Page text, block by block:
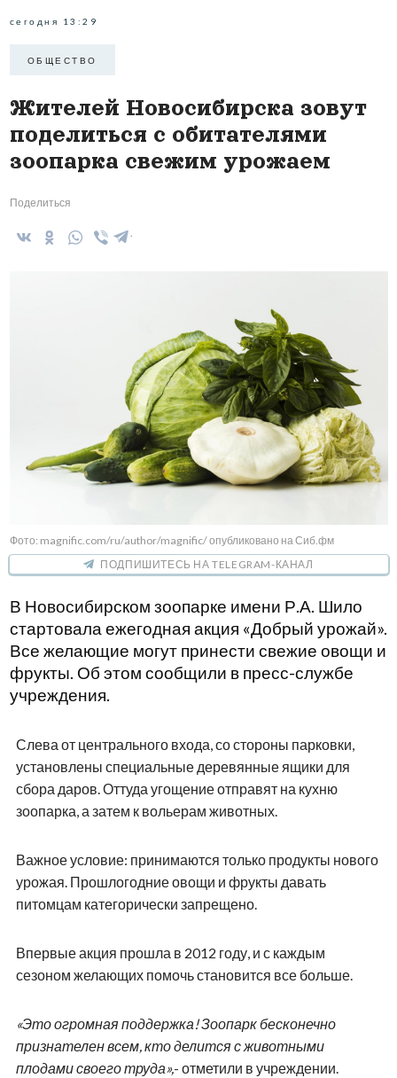
сегодня 13:29
ОБЩЕСТВО
Жителей Новосибирска зовут
поделиться с обитателями
зоопарка свежим урожаем
Поделиться
Фото: magnific.com/ru/author/magnific/ опубликовано на Сиб.фм
ПОДПИШИТЕСЬ НА TELEGRAM-КАНАЛ
В Новосибирском зоопарке имени Р.А. Шило
стартовала ежегодная акция «Добрый урожай».
Все желающие могут принести свежие овощи и
фрукты. Об этом сообщили в пресс-службе
учреждения.
Слева от центрального входа, со стороны парковки,
установлены специальные деревянные ящики для
сбора даров. Оттуда угощение отправят на кухню
зоопарка, а затем к вольерам животных.
Важное условие: принимаются только продукты нового
урожая. Прошлогодние овощи и фрукты давать
питомцам категорически запрещено.
Впервые акция прошла в 2012 году, и с каждым
сезоном желающих помочь становится все больше.
«Это огромная поддержка! Зоопарк бесконечно
признателен всем, кто делится с животными
плодами своего труда»,- отметили в учреждении.